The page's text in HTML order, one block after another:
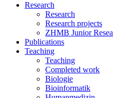
Research
Research
Research projects
ZHMB Junior
Publications
Teaching
Teaching
Completed work
Biologie
Bioinformatik